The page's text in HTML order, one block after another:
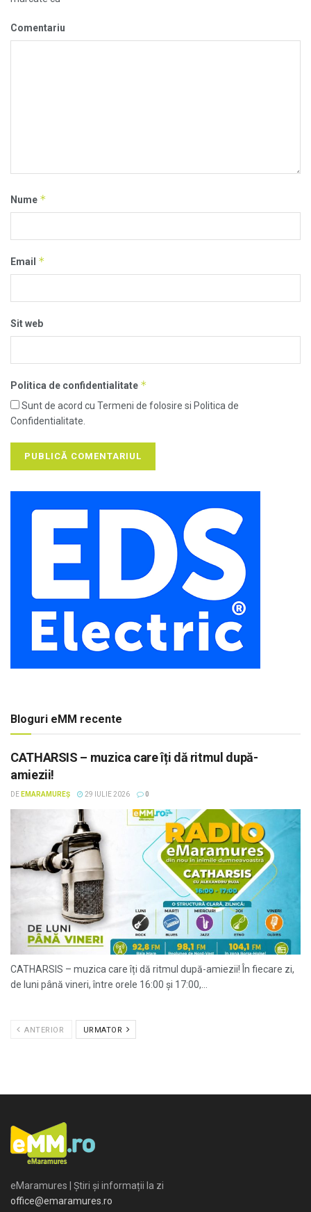
Comentariu
Nume *
Email *
Sit web
Politica de confidentialitate *
Sunt de acord cu Termeni de folosire si Politica de
Confidentialitate.
Bloguri eMM recente
CATHARSIS – muzica care îți dă ritmul după-
amiezii!
DE EMARAMUREȘ 29 IULIE 2026 0
CATHARSIS – muzica care îți dă ritmul după-amiezii! În fiecare zi,
de luni până vineri, între orele 16:00 și 17:00,...
ANTERIOR URMATOR
eMaramures | Știri și informații la zi
office@emaramures.ro